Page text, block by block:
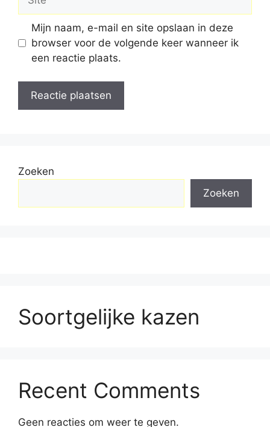
Mijn naam, e-mail en site opslaan in deze
browser voor de volgende keer wanneer ik
een reactie plaats.
Zoeken
Zoeken
Soortgelijke kazen
Recent Comments
Geen reacties om weer te geven.